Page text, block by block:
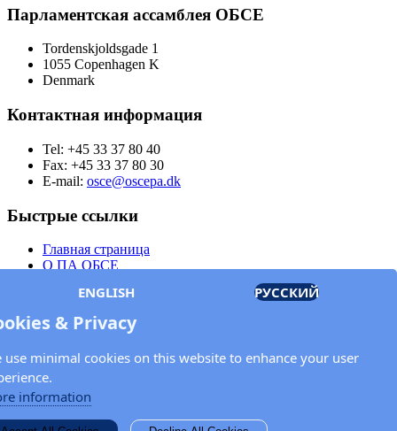
Парламентская ассамблея ОБСЕ
Tordenskjoldsgade 1
1055 Copenhagen K
Denmark
Контактная информация
Tel: +45 33 37 80 40
Fax: +45 33 37 80 30
E-mail: osce@oscepa.dk
Быстрые ссылки
Главная страница
О ПА ОБСЕ
Члены
Документы
OSCE.org
Контактная информация
Свяжитесь с Парламентской ассамблеей ОБСЕ
ENGLISH РУССКИЙ
& Privacy
use minimal cookies on this website to enhance your user
information